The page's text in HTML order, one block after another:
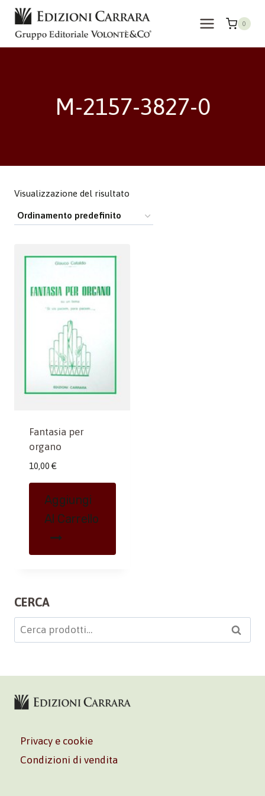
Salta
contenuto
0
M-2157-3827-0
Visualizzazione del risultato
Fantasia per
organo
10,00 €
Aggiungi
Al Carrello
CERCA
Cerca: Cerca
Privacy e cookie
Condizioni di vendita